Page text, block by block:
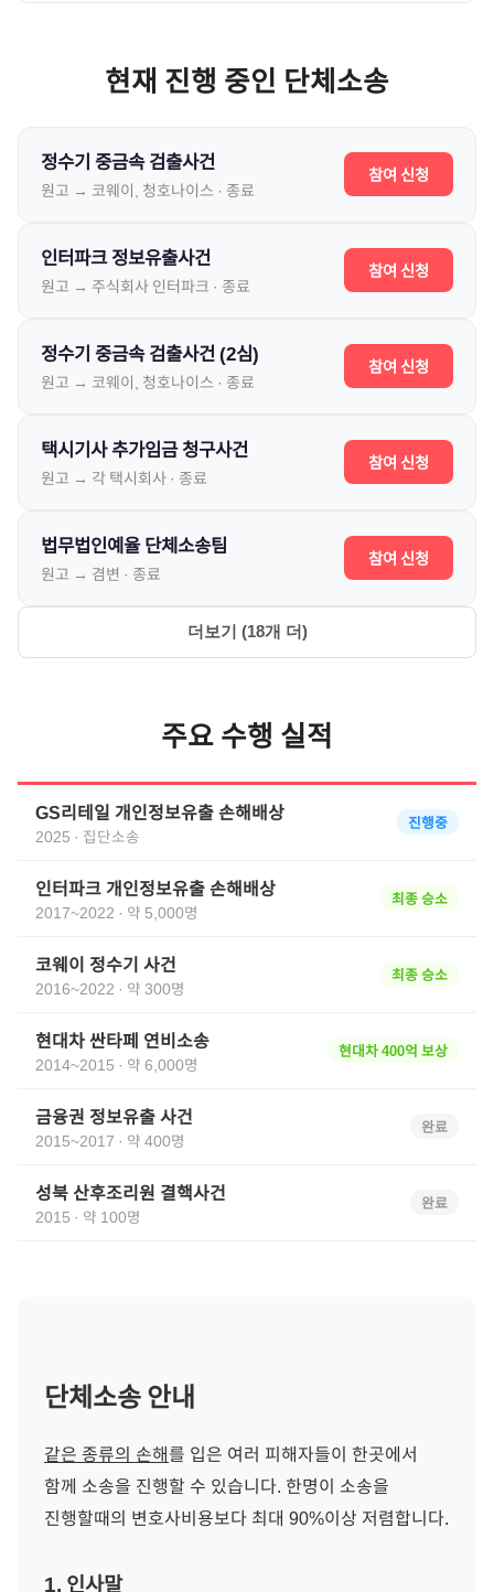
현재 진행 중인 단체소송
정수기 중금속 검출사건
원고 → 코웨이, 청호나이스 · 종료
참여 신청
인터파크 정보유출사건
원고 → 주식회사 인터파크 · 종료
참여 신청
정수기 중금속 검출사건 (2심)
원고 → 코웨이, 청호나이스 · 종료
참여 신청
택시기사 추가임금 청구사건
원고 → 각 택시회사· 종료
참여 신청
법무법인예율 단체소송팀
원고 → 겸변 · 종료
참여 신청
더보기 (18개 더)
주요 수행 실적
GS리테일 개인정보유출 손해배상
2025 · 집단소송
진행중
인터파크 개인정보유출 손해배상
2017~2022 · 약 5,000명
최종 승소
코웨이 정수기 사건
2016~2022 · 약 300명
최종 승소
현대차 싼타페 연비소송
2014~2015 · 약 6,000명
현대차 400억 보상
금융권 정보유출 사건
2015~2017 · 약 400명
완료
성북 산후조리원 결핵사건
2015 · 약 100명
완료
단체소송 안내
같은 종류의 손해를 입은 여러 피해자들이 한곳에서
함께 소송을 진행할 수 있습니다. 한명이 소송을
진행할때의 변호사비용보다 최대 90%이상 저렴합니다.
1. 인사말